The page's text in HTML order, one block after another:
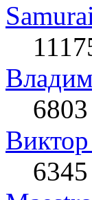
6803
6345